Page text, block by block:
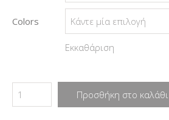
Colors
Εκκαθάριση
Προσθήκη στο καλάθι